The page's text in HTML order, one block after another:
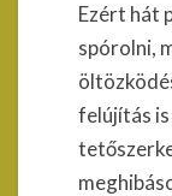
Ezért hát
spórolni,
felújítás